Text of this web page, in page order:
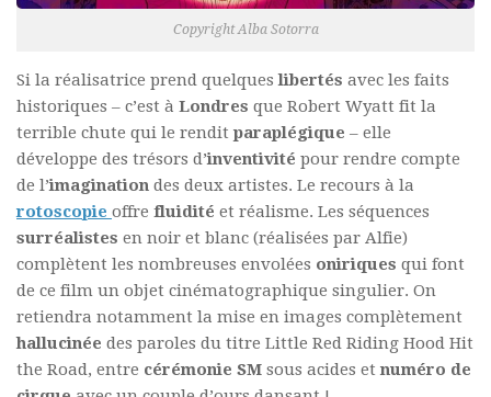
Copyright Alba Sotorra
Si la réalisatrice prend quelqueslibertés avec les faits
historiques – c’est à Londres que Robert Wyatt fit la
terrible chute qui le rendit paraplégique – elle
développe des trésors d’inventivité pour rendre compte
de l’imagination des deux artistes. Le recours à la
rotoscopie offre fluidité et réalisme. Les séquences
surréalistes en noir et blanc (réalisées par Alfie)
complètent les nombreuses envolées oniriques qui font
de ce film un objet cinématographique singulier. On
retiendra notamment la mise en images complètement
hallucinée des paroles du titre Little Red Riding Hood Hit
the Road, entre cérémonie SM sous acides etnuméro de